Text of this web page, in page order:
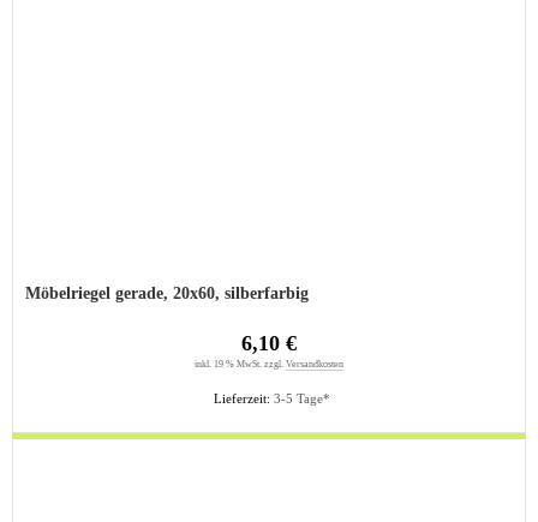
Möbelriegel gerade, 20x60, silberfarbig
Lieferzeit: 3-5 Tage*
6,10 €
inkl. 19 % MwSt. zzgl. Versandkosten